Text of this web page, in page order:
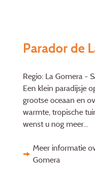
Parador de
Regio: La Gomera -
Een klein paradijsje
grootse oceaan en
warmte, tropische
wenst u nog meer...
Meer informatie
Gomera